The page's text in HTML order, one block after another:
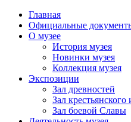
Главная
Официальные
О музее
История музея
Новинки музея
Коллекция музея
Экспозиции
Зал древностей
Зал
Зал боевой Славы